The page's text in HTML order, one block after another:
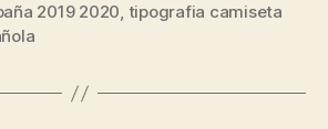
2019 2020, tipografia camiseta